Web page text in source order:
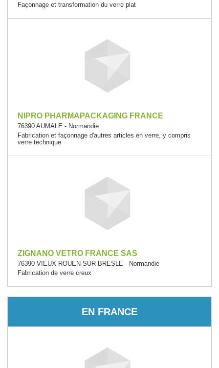
Façonnage et transformation du verre plat
NIPRO PHARMAPACKAGING FRANCE
76390 AUMALE - Normandie
Fabrication et façonnage d'autres articles en verre, y compris
verre technique
ZIGNANO VETRO FRANCE SAS
76390 VIEUX-ROUEN-SUR-BRESLE - Normandie
Fabrication de verre creux
EN FRANCE